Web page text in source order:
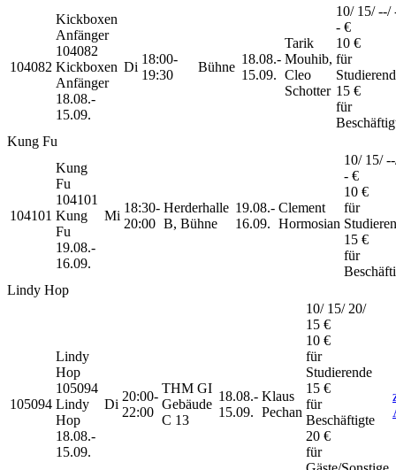
104082
Kickboxen
Anfänger
104082
Kickboxen
Anfänger
18.08.-
15.09.
Di
18:00-
19:30
Bühne
18.08.-
15.09.
Tarik
Mouhib,
Cleo
Schotter
10/ 15/ --/
- €
10 €
für
15 €
für
Kung Fu
104101
Kung
Fu
104101
Kung
Fu
19.08.-
16.09.
Mi
18:30-
20:00
Herderhalle
B, Bühne
19.08.-
16.09.
Clement
Hormosian
10/ 15/
- €
10 €
für
15 €
für
Lindy Hop
105094
Lindy
Hop
105094
Lindy
Hop
18.08.-
15.09.
Di
20:00-
22:00
THM GI
Gebäude
C 13
18.08.-
15.09.
Klaus
Pechan
10/ 15/ 20/
15 €
10 €
für
Studierende
15 €
für
Beschäftigte
20 €
für